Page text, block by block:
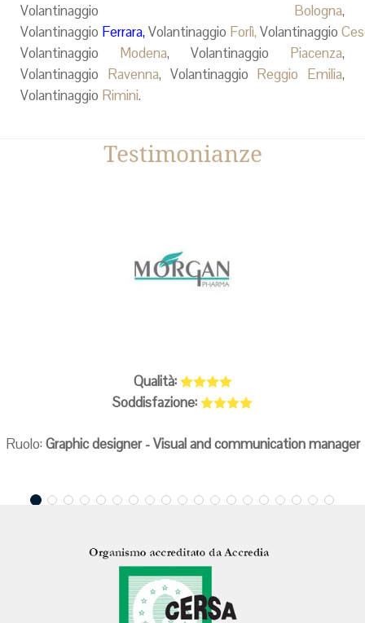
Volantinaggio Bologna,
Volantinaggio Ferrara,Volantinaggio Forlì, Volantinaggio
Volantinaggio Modena, Volantinaggio Piacenza,
Volantinaggio Ravenna, Volantinaggio Reggio Emilia,
Volantinaggio Rimini.
Testimonianze
Qualità:
Soddisfazione:
Ruolo: Graphic designer - Visual and communication manager